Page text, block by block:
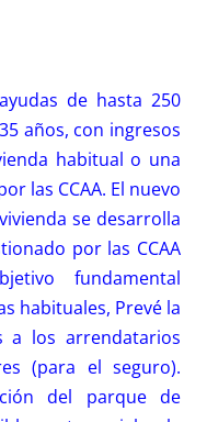
de hasta 250
años, con ingresos
habitual o una
las CCAA. El nuevo
se desarrolla
por las CCAA
fundamental
habituales, Prevé la
a los arrendatarios
(para el seguro).
del parque de